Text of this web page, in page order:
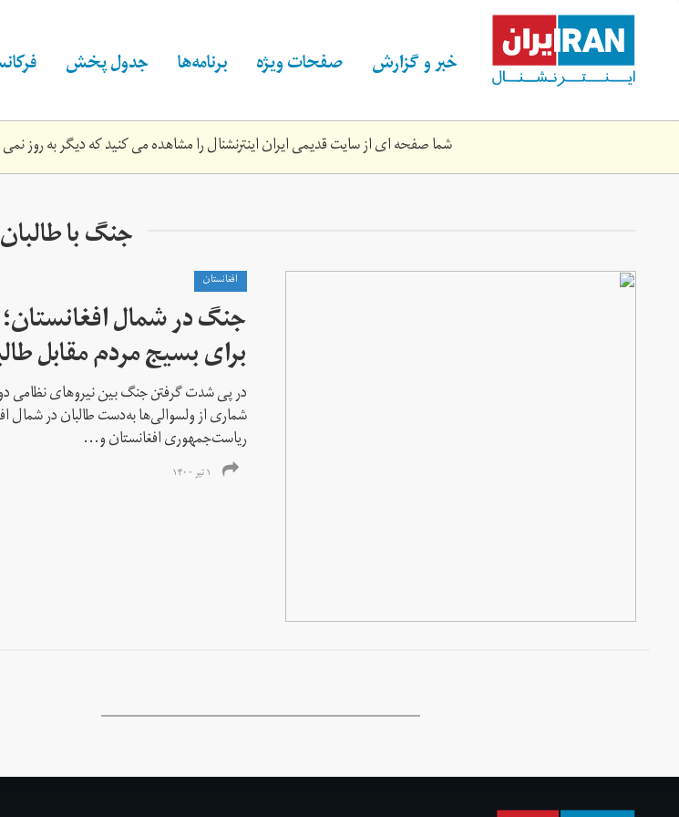
content خبر و گزارش صفحات ویژه برنامه‌ها جدول پخش
شما صفحه ای از سایت قدیمی ایران اینترنشنال را مشاهده می کنید که دیگر به روز
جنگ با طالبان
افغانستان
جنگ در شمال
برای بسیج مردم مقابل
در پی شدت گرفتن جنگ بین نیروهای نظامی
شماری از ولسوالی‌ها به‌دست طالبان در شمال
ریاست‌جمهوری افغانستان و...
۱ تیر ۱۴۰۰